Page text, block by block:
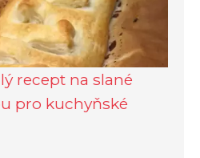
recept na slané
pro kuchyňské